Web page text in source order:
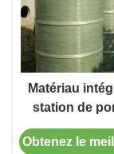
Matériau
station de
d'égouts
sur FRP
Obtenez le